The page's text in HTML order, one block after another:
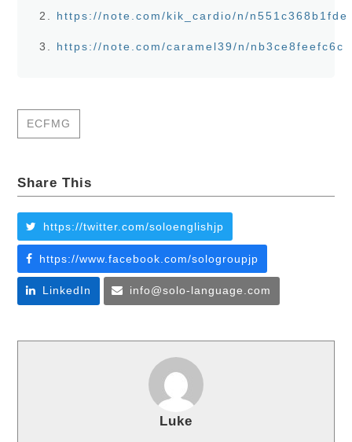
https://note.com/kik_cardio/n/n551c368b1fde
https://note.com/caramel39/n/nb3ce8feefc6c
ECFMG
Share This
https://twitter.com/soloenglishjp
https://www.facebook.com/sologroupjp
LinkedIn info@solo-language.com
Luke